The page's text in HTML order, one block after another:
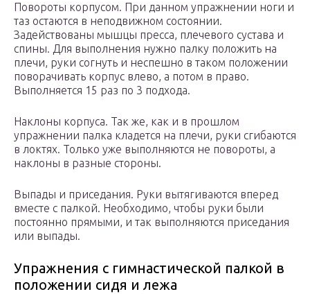
Повороты корпусом. При данном упражнении ноги и
таз остаются в неподвижном состоянии.
Задействованы мышцы пресса, плечевого сустава и
спины. Для выполнения нужно палку положить на
плечи, руки согнуть и неспешно в таком положении
поворачивать корпус влево, а потом в право.
Выполняется 15 раз по 3 подхода.
Наклоны корпуса. Так же, как и в прошлом
упражнении палка кладется на плечи, руки сгибаются
в локтях. Только уже выполняются не повороты, а
наклоны в разные стороны.
Выпады и приседания. Руки вытягиваются вперед
вместе с палкой. Необходимо, чтобы руки были
постоянно прямыми, и так выполняются приседания
или выпады.
Упражнения с гимнастической палкой в
положении сидя и лежа